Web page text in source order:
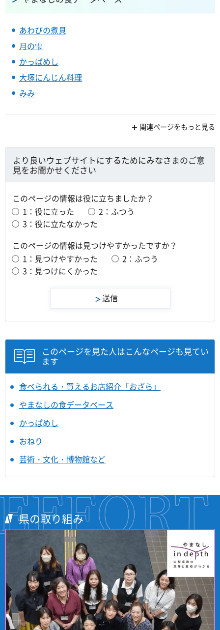
あわびの煮貝
月の雫
かっぱめし
大塚にんじん料理
みみ
関連ページをもっと見る
より良いウェブサイトにするためにみなさまのご意
見をお聞かせください
このページの情報は役に立ちましたか？
1：役に立った
2：ふつう
3：役に立たなかった
このページの情報は見つけやすかったですか？
1：見つけやすかった
2：ふつう
3：見つけにくかった
このページを見た人はこんなページも見てい
ます
食べられる・買えるお店紹介「おざら」
やまなしの食データベース
かっぱめし
おねり
芸術・文化・博物館など
県の取り組み